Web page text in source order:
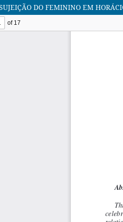
DO FEMININO EM